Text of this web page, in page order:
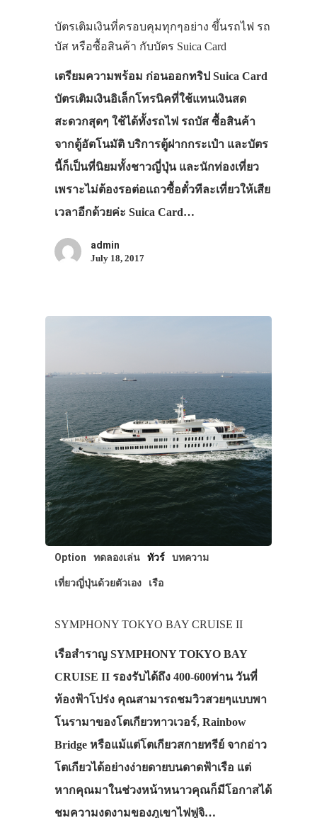
บัตรเติมเงินที่ครอบคุมทุกๆอย่าง ขึ้นรถไฟ รถ
บัส หรือซื้อสินค้า กับบัตร Suica Card
เตรียมความพร้อม ก่อนออกทริป Suica Card
บัตรเติมเงินอิเล็กโทรนิคที่ใช้แทนเงินสด
สะดวกสุดๆ ใช้ได้ทั้งรถไฟ รถบัส ซื้อสินค้า
จากตู้อัตโนมัติ บริการตู้ฝากกระเป๋า และบัตร
นี้ก็เป็นที่นิยมทั้งชาวญี่ปุ่น และนักท่องเที่ยว
เพราะไม่ต้องรอต่อแถวซื้อตั๋วทีละเที่ยวให้เสีย
เวลาอีกด้วยค่ะ Suica Card…
admin
July 18, 2017
Option ทดลองเล่น ทัวร์ บทความ
เที่ยวญี่ปุ่นด้วยตัวเอง เรือ
SYMPHONY TOKYO BAY CRUISE II
เรือสำราญ SYMPHONY TOKYO BAY
CRUISE II รองรับได้ถึง 400-600ท่าน วันที่
ท้องฟ้าโปร่ง คุณสามารถชมวิวสวยๆแบบพา
โนรามาของโตเกียวทาวเวอร์, Rainbow
Bridge หรือแม้แต่โตเกียวสกายทรีย์ จากอ่าว
โตเกียวได้อย่างง่ายดายบนดาดฟ้าเรือ แต่
หากคุณมาในช่วงหน้าหนาวคุณก็มีโอกาสได้
ชมความงดงามของภูเขาไฟฟูจิ…